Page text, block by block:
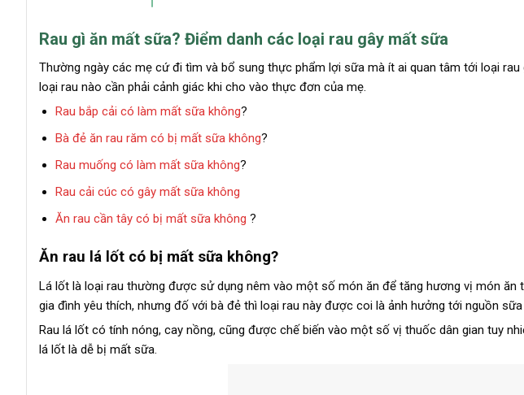
Rau gì ăn mất sữa? Điểm danh các loại rau gây mất sữa
Thường ngày các mẹ cứ đi tìm và bổ sung thực phẩm lợi sữa mà ít ai quan tâm tới loại
loại rau nào cần phải cảnh giác khi cho vào thực đơn của mẹ.
Rau bắp cải có làm mất sữa không?
Bà đẻ ăn rau răm có bị mất sữa không?
Rau muống có làm mất sữa không?
Rau cải cúc có gây mất sữa không
Ăn rau cần tây có bị mất sữa không ?
Ăn rau lá lốt có bị mất sữa không?
Lá lốt là loại rau thường được sử dụng nêm vào một số món ăn để tăng hương vị món ăn
gia đình yêu thích, nhưng đố với bà đẻ thì loại rau này được coi là ảnh hưởng tới nguồn sữa
Rau lá lốt có tính nóng, cay nồng, cũng được chế biến vào một số vị thuốc dân gian tuy
lá lốt là dễ bị mất sữa.